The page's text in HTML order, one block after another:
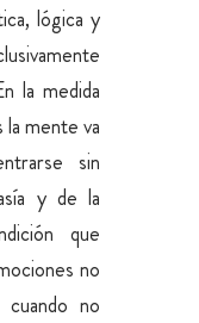
lógica y
la medida
la mente va
sin
y de la
que
no
no